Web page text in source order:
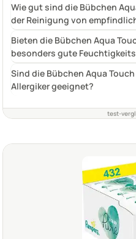
Wie gut sind die Bübchen
der Reinigung von
Bieten die Bübchen Aqua
besonders gute
Sind die Bübchen Aqua
Allergiker geeignet?
test-